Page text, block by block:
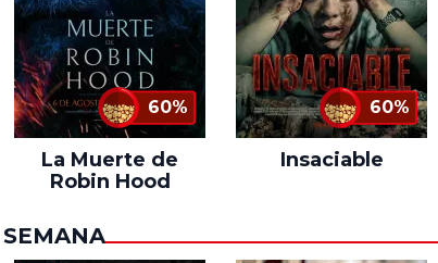
60%
La Muerte de
Robin Hood
60%
Insaciable